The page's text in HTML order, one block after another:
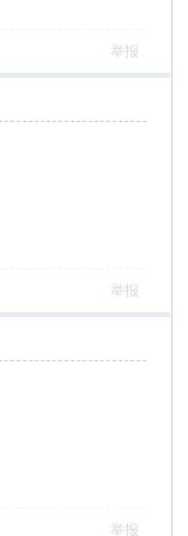
举报
举报
举报